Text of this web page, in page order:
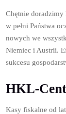
Chętnie doradzimy
w pełni Państwa
nowych we
Niemiec i Austrii.
sukcesu
HKL-
Kasy fiskalne od